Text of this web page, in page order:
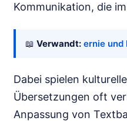
Kommunikation, die
📖 Verwandt: ernie und
Dabei spielen
Übersetzungen oft
Anpassung von